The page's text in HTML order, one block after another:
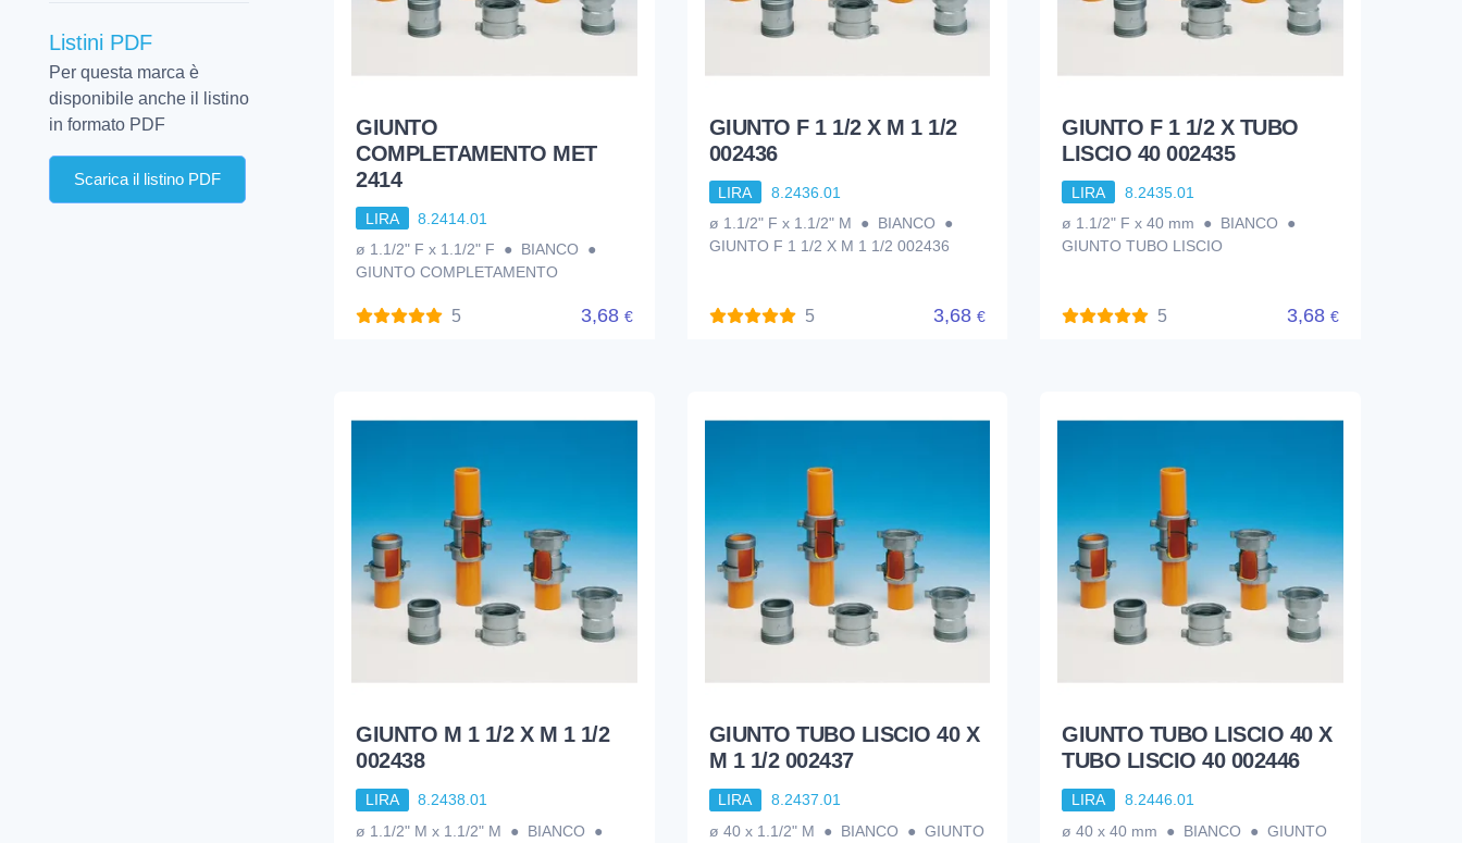
Listini PDF
Per questa marca è
disponibile anche il listino
in formato PDF
Scarica il listino PDF
GIUNTO
COMPLETAMENTO MET
2414
LIRA
8.2414.01
ø 1.1/2" F x 1.1/2" F ● BIANCO ●
GIUNTO COMPLETAMENTO
5 3,68 €
GIUNTO F 1 1/2 X M 1 1/2
002436
LIRA
8.2436.01
ø 1.1/2" F x 1.1/2" M ● BIANCO ●
GIUNTO F 1 1/2 X M 1 1/2 002436
5 3,68€
GIUNTO F 1 1/2 X TUBO
LISCIO 40 002435
LIRA
8.2435.01
ø 1.1/2" F x 40 mm ● BIANCO ●
GIUNTO TUBO LISCIO
5 3,68 €
GIUNTO M 1 1/2 X M 1 1/2
002438
LIRA
8.2438.01
ø 1.1/2" M x 1.1/2" M ● BIANCO ●
GIUNTO TUBO LISCIO 40 X
M 1 1/2 002437
LIRA
8.2437.01
ø 40 x 1.1/2" M ● BIANCO ● GIUNTO
GIUNTO TUBO LISCIO 40 X
TUBO LISCIO 40 002446
LIRA
8.2446.01
ø 40 x 40 mm ● BIANCO ● GIUNTO